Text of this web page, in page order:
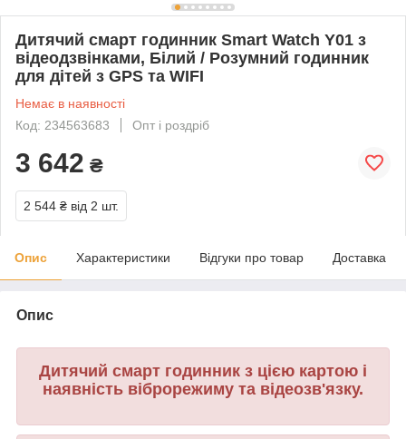
Дитячий смарт годинник Smart Watch Y01 з
відеодзвінками, Білий / Розумний годинник
для дітей з GPS та WIFI
Немає в наявності
Код: 234563683
Опт і роздріб
3 642 ₴
2 544 ₴ від 2 шт.
Опис Характеристики Відгуки про товар Доставка
Опис
Дитячий смарт годинник з цією картою і
наявність віброрежиму та відеозв'язку.